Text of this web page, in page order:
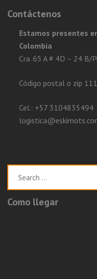
Contáctenos
Estamos presentes
Colombia
Cra. 65 A # 4D – 24 B/
Código postal o zip
Cel.: +57 3104835494
Como llegar